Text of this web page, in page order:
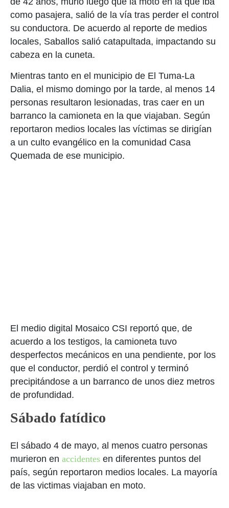
como pasajera, salió de la vía tras perder el control
su conductora. De acuerdo al reporte de medios
locales, Saballos salió catapultada, impactando su
cabeza en la cuneta.
Mientras tanto en el municipio de El Tuma-La
Dalia, el mismo domingo por la tarde, al menos 14
personas resultaron lesionadas, tras caer en un
barranco la camioneta en la que viajaban. Según
reportaron medios locales las víctimas se dirigían
a un culto evangélico en la comunidad Casa
Quemada de ese municipio.
El medio digital Mosaico CSI reportó que, de
acuerdo a los testigos, la camioneta tuvo
desperfectos mecánicos en una pendiente, por los
que el conductor, perdió el control y terminó
precipitándose a un barranco de unos diez metros
de profundidad.
Sábado fatídico
El sábado 4 de mayo, al menos cuatro personas
murieron en accidentes en diferentes puntos del
país, según reportaron medios locales. La mayoría
de las victimas viajaban en moto.